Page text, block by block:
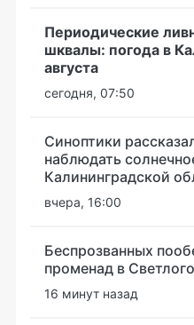
Периодические
шквалы: погода в
августа
сегодня, 07:50
Синоптики
наблюдать
Калининградской
вчера, 16:00
Беспрозванных
променад в
16 минут назад